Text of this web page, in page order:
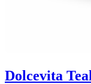
Dolcevita